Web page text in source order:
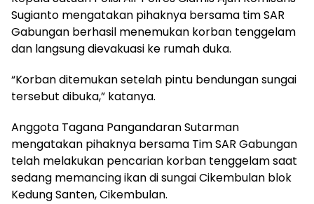
Sugianto mengatakan pihaknya bersama tim SAR
Gabungan berhasil menemukan korban tenggelam
dan langsung dievakuasi ke rumah duka.
“Korban ditemukan setelah pintu bendungan sungai
tersebut dibuka,” katanya.
Anggota Tagana Pangandaran Sutarman
mengatakan pihaknya bersama Tim SAR Gabungan
telah melakukan pencarian korban tenggelam saat
sedang memancing ikan di sungai Cikembulan blok
Kedung Santen, Cikembulan.